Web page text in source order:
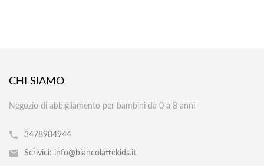
CHI SIAMO
Negozio di abbigliamento per bambini da 0 a 8 anni
3478904944
Scrivici: info@biancolattekids.it